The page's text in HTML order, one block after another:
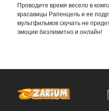
Проводите время весело в
красавицы Рапенцель и ее
мультфильмов скучать не
эмоции безлимитно и онлайн!